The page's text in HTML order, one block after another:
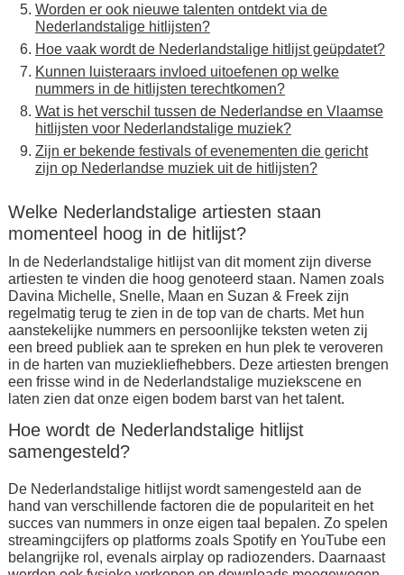
Worden er ook nieuwe talenten ontdekt via de
Nederlandstalige hitlijsten?
Hoe vaak wordt de Nederlandstalige hitlijst geüpdatet?
Kunnen luisteraars invloed uitoefenen op welke
nummers in de hitlijsten terechtkomen?
Wat is het verschil tussen de Nederlandse en Vlaamse
hitlijsten voor Nederlandstalige muziek?
Zijn er bekende festivals of evenementen die gericht
zijn op Nederlandse muziek uit de hitlijsten?
Welke Nederlandstalige artiesten staan
momenteel hoog in de hitlijst?
In de Nederlandstalige hitlijst van dit moment zijn diverse
artiesten te vinden die hoog genoteerd staan. Namen zoals
Davina Michelle, Snelle, Maan en Suzan & Freek zijn
regelmatig terug te zien in de top van de charts. Met hun
aanstekelijke nummers en persoonlijke teksten weten zij
een breed publiek aan te spreken en hun plek te veroveren
in de harten van muziekliefhebbers. Deze artiesten brengen
een frisse wind in de Nederlandstalige muziekscene en
laten zien dat onze eigen bodem barst van het talent.
Hoe wordt de Nederlandstalige hitlijst
samengesteld?
De Nederlandstalige hitlijst wordt samengesteld aan de
hand van verschillende factoren die de populariteit en het
succes van nummers in onze eigen taal bepalen. Zo spelen
streamingcijfers op platforms zoals Spotify en YouTube een
belangrijke rol, evenals airplay op radiozenders. Daarnaast